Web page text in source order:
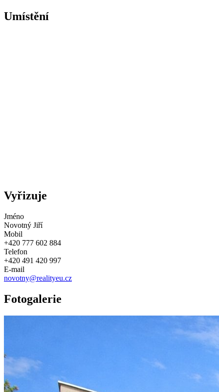
Umístění
Vyřizuje
Jméno
Novotný Jiří
Mobil
+420 777 602 884
Telefon
+420 491 420 997
E-mail
novotny@realityeu.cz
Fotogalerie